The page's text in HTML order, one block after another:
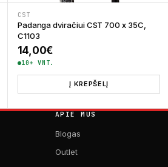
CST
Padanga dviračiui CST 700 x 35C,
C1103
14,00€
10+ VNT.
Į KREPŠELĮ
APIE MUS
Blogas
Outlet